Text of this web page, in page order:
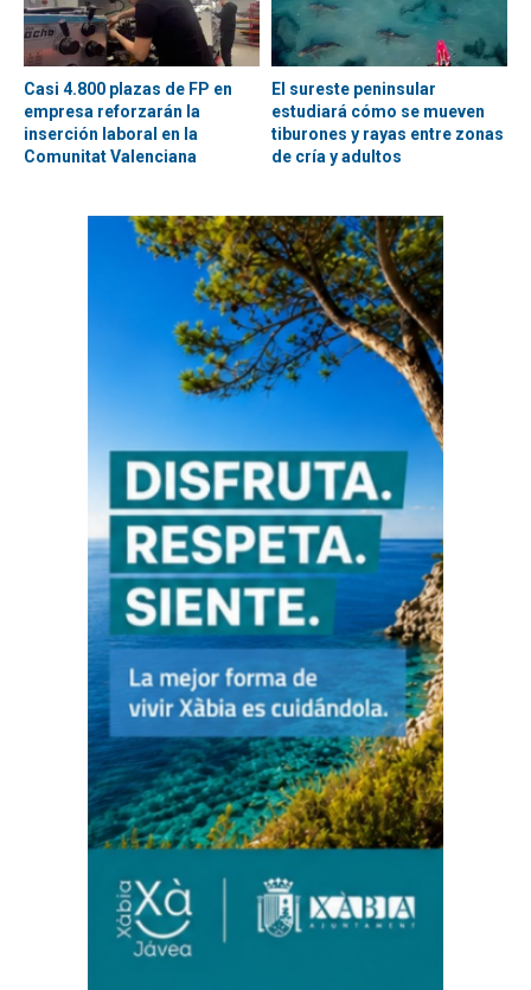
Casi 4.800 plazas de FP en
empresa reforzarán la
inserción laboral en la
Comunitat Valenciana
El sureste peninsular
estudiará cómo se mueven
tiburones y rayas entre zonas
de cría y adultos